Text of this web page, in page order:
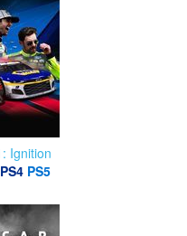
Ignition
PS4 PS5